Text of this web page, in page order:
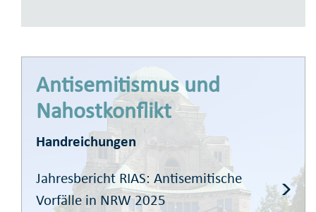
Antisemitismus und
Nahostkonflikt
Handreichungen
Jahresbericht RIAS: Antisemitische
Vorfälle in NRW 2025